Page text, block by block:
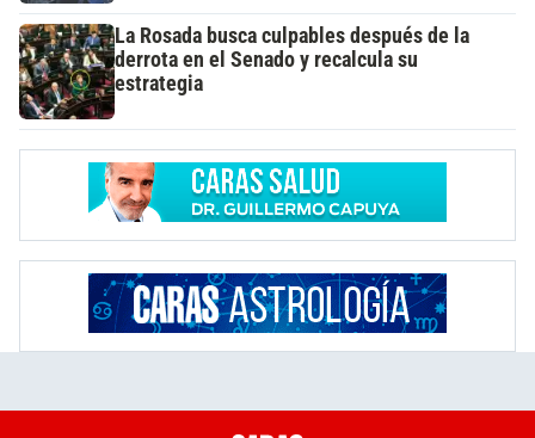
La Rosada busca culpables después de la
derrota en el Senado y recalcula su
estrategia